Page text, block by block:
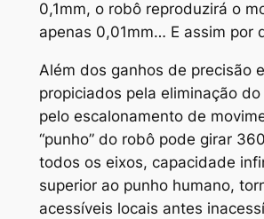
0,1mm, o robô reproduzirá o
apenas 0,01mm… E assim por
Além dos ganhos de precisão
propiciados pela eliminação
pelo escalonamento de
“punho” do robô pode girar
todos os eixos, capacidade
superior ao punho humano,
acessíveis locais antes